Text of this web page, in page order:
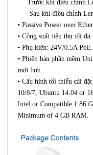
Trước khi điều chỉnh
Sau khi điều chỉnh
• Passive Power over
• Công suất tiêu thụ tối
• Phụ kiện: 24V/0.5A PoE
• Phiên bản phần mềm
mới hơn
• Cấu hình tối thiểu cài
10/8/7, Ubuntu 14.04 or
Intel or Compatible 1.86
Minimum of 4 GB RAM.